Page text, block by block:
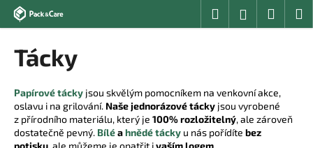
Přejít
obsah
HledatPřihlášení
Tácky
Papírové tácky jsou skvělým pomocníkem na venkovní akce,
oslavu i na grilování. Naše jednorázové tácky jsou vyrobené
z přírodního materiálu, který je 100% rozložitelný, ale zároveň
dostatečně pevný. Bíléahnědé tácky u nás pořídíte bez
potisku, ale můžeme je opatřit ivaším logem.
o
o
p
o